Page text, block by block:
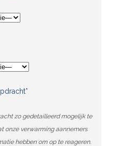
zo gedetailleerd mogelijk te
onze verwarming aannemers
hebben om op te reageren.